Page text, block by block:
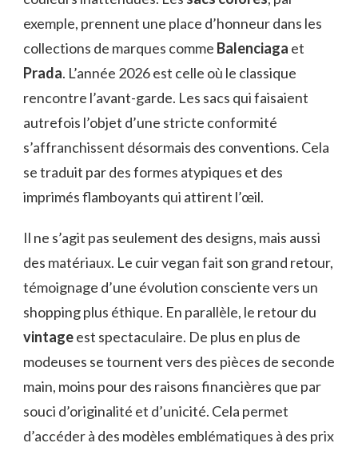
exemple, prennent une place d’honneur dans les
collections de marques comme Balenciaga et
Prada. L’année 2026 est celle où le classique
rencontre l’avant-garde. Les sacs qui faisaient
autrefois l’objet d’une stricte conformité
s’affranchissent désormais des conventions. Cela
se traduit par des formes atypiques et des
imprimés flamboyants qui attirent l’œil.
Il ne s’agit pas seulement des designs, mais aussi
des matériaux. Le cuir vegan fait son grand retour,
témoignage d’une évolution consciente vers un
shopping plus éthique. En parallèle, le retour du
vintageest spectaculaire. De plus en plus de
modeuses se tournent vers des pièces de seconde
main, moins pour des raisons financières que par
souci d’originalité et d’unicité. Cela permet
d’accéder à des modèles emblématiques à des prix